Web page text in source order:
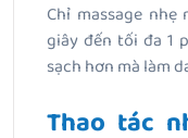
Chỉ massage
giây đến tối đa 1
sạch hơn mà làm
Thao tác